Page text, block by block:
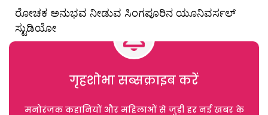
ರೋಚಕ ಅನುಭವ ನೀಡುವ ಸಿಂಗಪೂರಿನ ಯೂನಿವರ್ಸಲ್
ಸ್ಟುಡಿಯೋ
गृहशोभा सब्सक्राइब करें
मनोरंजक कहानियों और महिलाओं से जुड़ी हर नई खबर के